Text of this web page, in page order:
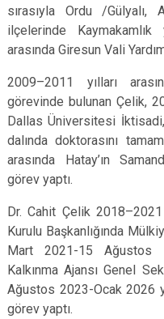
sırasıyla Ordu /
ilçelerinde
arasında Giresun Vali
2009–2011 yılları
görevinde bulunan Çelik,
Dallas Üniversitesi
dalında doktorasını
arasında Hatay’ın
görev yaptı.
Dr. Cahit Çelik
Kurulu Başkanlığında
Mart 2021-15 Ağustos
Kalkınma Ajansı Genel
Ağustos 2023-Ocak 2026
görev yaptı.